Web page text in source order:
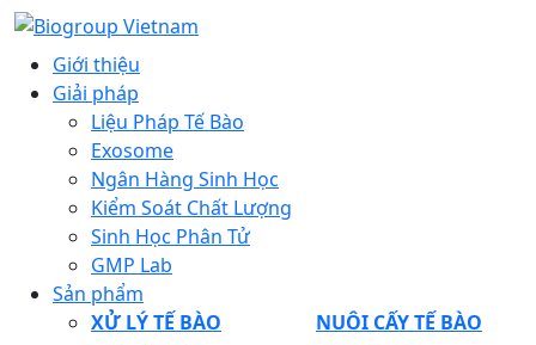
Giới thiệu
Giải pháp
Liệu Pháp Tế Bào
Exosome
Ngân Hàng Sinh Học
Kiểm Soát Chất Lượng
Sinh Học Phân Tử
GMP Lab
Sản phẩm
XỬ LÝ TẾ BÀO
NUÔI CẤY TẾ BÀO